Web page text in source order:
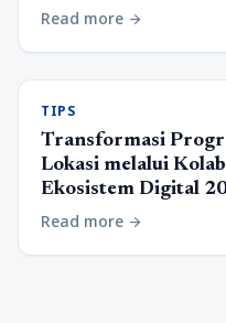
Read more arrow_forward
TIPS
Transformasi
Lokasi melalui
Ekosistem Digital
Read more arrow_forward